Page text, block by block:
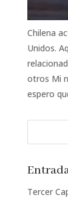
Chilena
Unidos.
otros Mi
espero
Tercer